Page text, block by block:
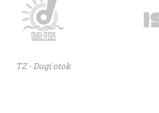
TZ - Dugi otok